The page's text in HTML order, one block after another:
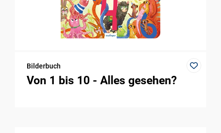
Bilderbuch
Von 1 bis 10 - Alles gesehen?